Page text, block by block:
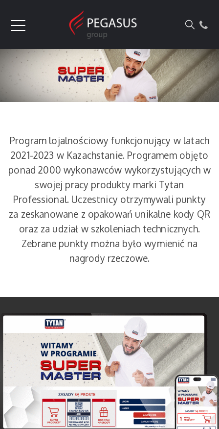
Program lojalnościowy funkcjonujący w latach
2021-2023 w Kazachstanie. Programem objęto
ponad 2000 wykonawców wykorzystujących w
swojej pracy produkty marki Tytan
Professional. Uczestnicy otrzymywali punkty
za zeskanowane z opakowań unikalne kody QR
oraz za udział w szkoleniach technicznych.
Zebrane punkty można było wymienić na
nagrody rzeczowe.